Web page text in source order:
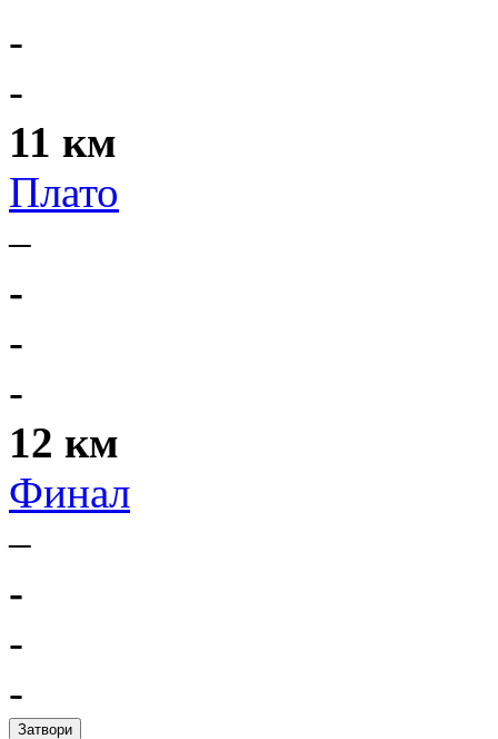
-
-
11 км
Плато
–
-
-
-
12 км
Финал
–
-
-
-
Затвори